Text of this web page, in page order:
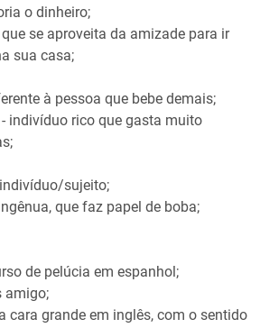
o dinheiro;
se aproveita da amizade para ir
sua casa;
à pessoa que bebe demais;
- indivíduo rico que gasta muito
sujeito;
que faz papel de boba;
de pelúcia em espanhol;
amigo;
cara grande em inglês, com o sentido